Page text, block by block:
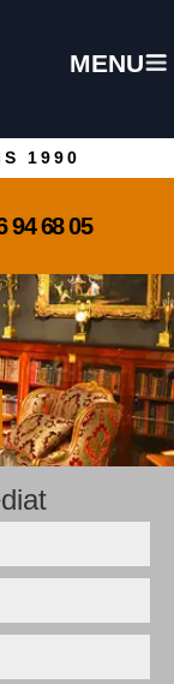
MENU
1990
94 68 05